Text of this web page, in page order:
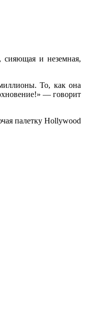
сияющая и неземная,
То, как она
— говорит
палетку Hollywood